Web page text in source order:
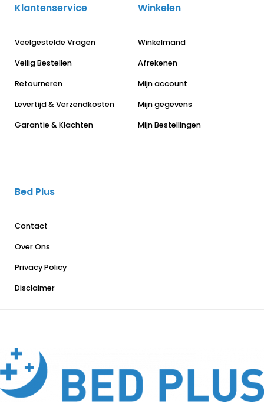
Klantenservice
Veelgestelde Vragen
Veilig Bestellen
Retourneren
Levertijd & Verzendkosten
Garantie & Klachten
Winkelen
Winkelmand
Afrekenen
Mijn account
Mijn gegevens
Mijn Bestellingen
Bed Plus
Contact
Over Ons
Privacy Policy
Disclaimer